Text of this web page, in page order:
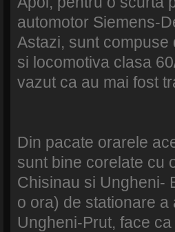
automotor Siemens-
Astazi, sunt
si locomotiva clasa
vazut ca au mai fost
Din pacate orarele
sunt bine corelate cu
Chisinau si Ungheni-
o ora) de stationare
Ungheni-Prut, face